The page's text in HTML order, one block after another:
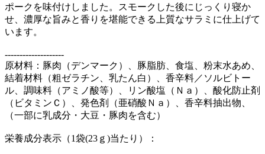
ポークを味付けしました。スモークした後にじっくり寝か
せ、濃厚な旨みと香りを堪能できる上質なサラミに仕上げて
います。
--------------------
原材料：豚肉（デンマーク）、豚脂肪、食塩、粉末水あめ、
結着材料（粗ゼラチン、乳たん白）、香辛料／ソルビトー
ル、調味料（アミノ酸等）、リン酸塩（Ｎａ）、酸化防止剤
（ビタミンＣ）、発色剤（亜硝酸Ｎａ）、香辛料抽出物、
（一部に乳成分・大豆・豚肉を含む）
栄養成分表示（1袋(23ｇ)当たり）：